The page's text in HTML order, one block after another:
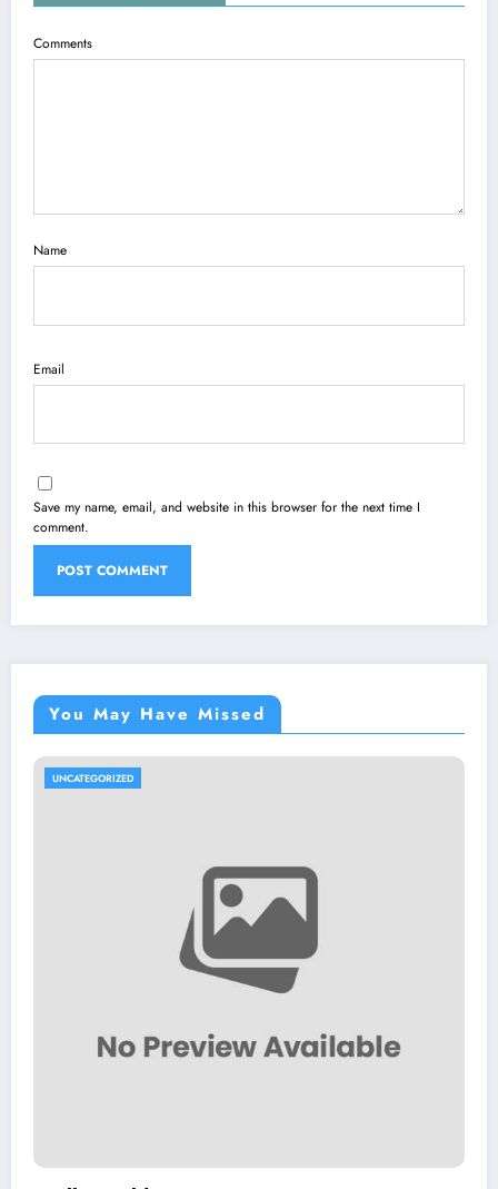
Comments
Name
Email
Save my name, email, and website in this browser for the next time I
comment.
You May Have Missed
UNCATEGORIZED